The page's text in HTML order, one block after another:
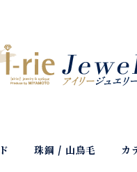
珠鋼 / 山鳥毛 カ